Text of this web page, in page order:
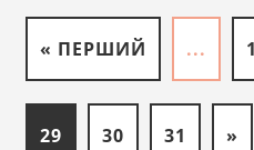
« ПЕРШИЙ ...
29 30 31 »